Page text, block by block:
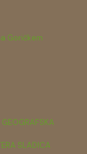
Goričkem
SLADICA